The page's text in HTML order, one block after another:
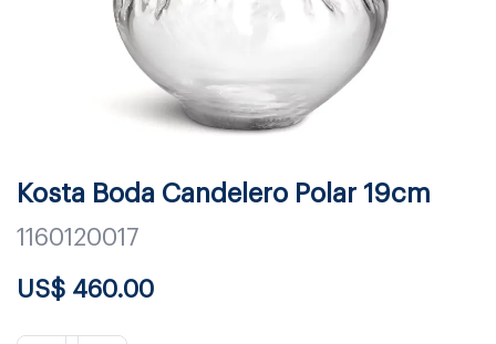
Kosta Boda Candelero Polar 19cm
1160120017
US$ 460.00